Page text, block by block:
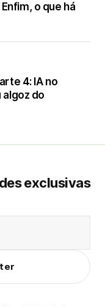
o que há
4: IA no
algoz do
exclusivas